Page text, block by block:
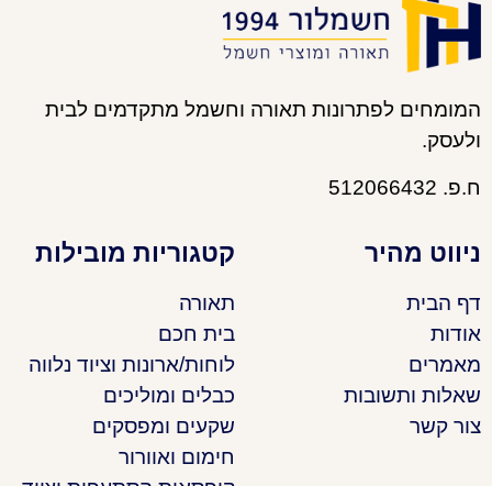
המומחים לפתרונות תאורה וחשמל מתקדמים לבית
ולעסק.
ח.פ. 512066432
ניווט מהיר
דף הבית
אודות
מאמרים
שאלות ותשובות
צור קשר
קטגוריות מובילות
תאורה
בית חכם
לוחות/ארונות וציוד נלווה
כבלים ומוליכים
שקעים ומפסקים
חימום ואוורור